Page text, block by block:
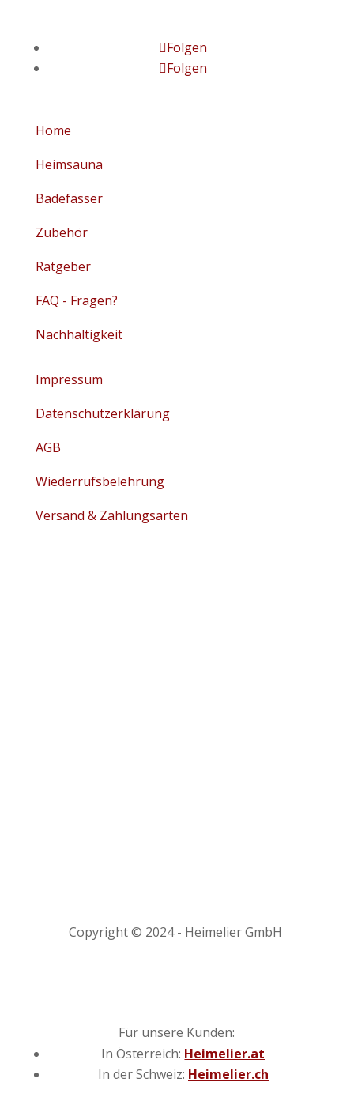
Folgen
Folgen
Home
Heimsauna
Badefässer
Zubehör
Ratgeber
FAQ - Fragen?
Nachhaltigkeit
Impressum
Datenschutzerklärung
AGB
Wiederrufsbelehrung
Versand & Zahlungsarten
Copyright © 2024 - Heimelier GmbH
Für unsere Kunden:
In Österreich: Heimelier.at
In der Schweiz: Heimelier.ch